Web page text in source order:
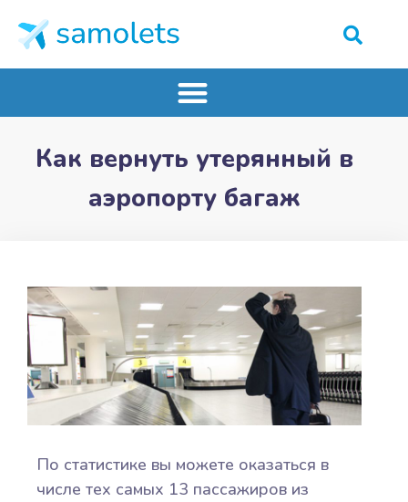
Как вернуть утерянный в
аэропорту багаж
По статистике вы можете оказаться в
числе тех самых 13 пассажиров из